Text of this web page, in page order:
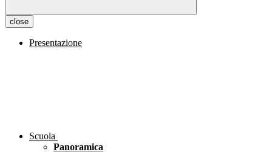
close
Presentazione
Scuola
Panoramica